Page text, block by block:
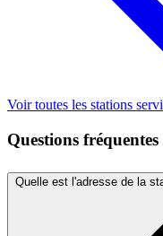
Voir toutes les stations
Questions fréquentes
Quelle est l'adresse de la